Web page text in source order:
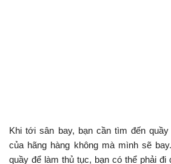
Khi tới sân bay, bạn cần tìm đến
của hãng hàng không mà mình sẽ
quầy để làm thủ tục, bạn có thể phải đi